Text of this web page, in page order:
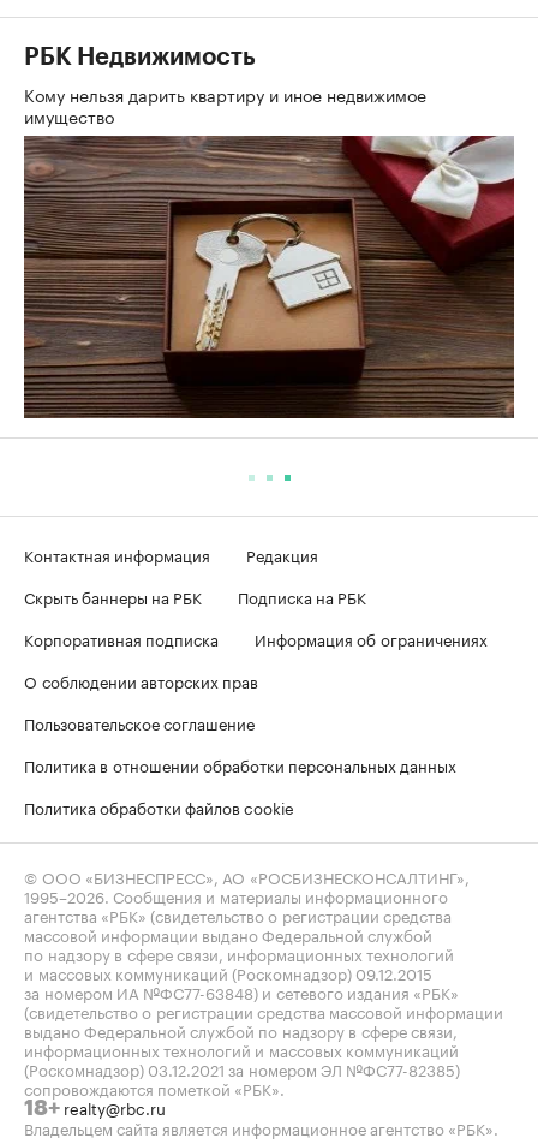
РБК Недвижимость
Кому нельзя дарить квартиру и иное недвижимое
имущество
Контактная информация
Редакция
Скрыть баннеры на РБК
Подписка на РБК
Корпоративная подписка
Информация об ограничениях
О соблюдении авторских прав
Пользовательское соглашение
Политика в отношении обработки персональных данных
Политика обработки файлов cookie
© ООО «БИЗНЕСПРЕСС», АО «РОСБИЗНЕСКОНСАЛТИНГ»,
1995–2026. Сообщения и материалы информационного
агентства «РБК» (свидетельство о регистрации средства
массовой информации выдано Федеральной службой
по надзору в сфере связи, информационных технологий
и массовых коммуникаций (Роскомнадзор) 09.12.2015
за номером ИА №ФС77-63848) и сетевого издания «РБК»
(свидетельство о регистрации средства массовой информации
выдано Федеральной службой по надзору в сфере связи,
информационных технологий и массовых коммуникаций
(Роскомнадзор) 03.12.2021 за номером ЭЛ №ФС77-82385)
сопровождаются пометкой «РБК».
18+ realty@rbc.ru
Владельцем сайта является информационное агентство «РБК».